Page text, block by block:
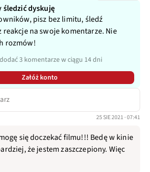
śledzić dyskuję
pisz bez limitu, śledź
na swoje komentarze. Nie
rozmów!
3 komentarze w ciągu 14 dni
Załóż konto
25 SIE 2021 · 07:41
się doczekać filmu!!! Bedę w kinie
że jestem zaszczepiony. Więc